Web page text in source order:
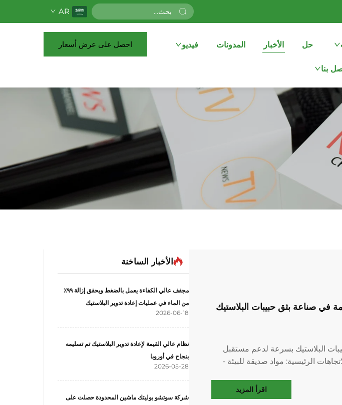
AR
حل الأخبار المدونات فيديو
بنا
احصل على عرض أسعار
في صناعة بثق حبيبات البلاستيك
البلاستيك بسرعة لدعم مستقبل
الرئيسية: مواد صديقة للبيئة -
إعادة التدوير الذكية - مرشحات
اقرأ المزيد
الأخبار الساخنة
مجفف عالي الكفاءة يعمل بالضغط ويحقق إزالة ٩٩٪
من الماء في عمليات إعادة تدوير البلاستيك
2026-06-18
نظام عالي القيمة لإعادة تدوير البلاستيك تم تسليمه
بنجاح في أوروبا
2026-05-28
شركة سوتشو بوليتك ماشين المحدودة حصلت على